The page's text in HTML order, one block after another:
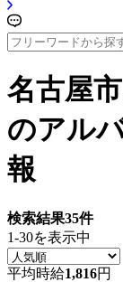
名古屋
のアル
報
検索結果35件
1-30を表示中
平均時給1,816円